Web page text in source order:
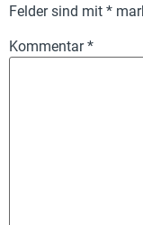
Felder sind mit *
Kommentar*